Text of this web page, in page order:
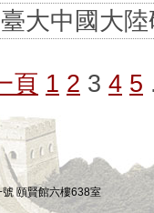
臺大中國大
頁 1 2 3 4 5
頤賢館六樓638室